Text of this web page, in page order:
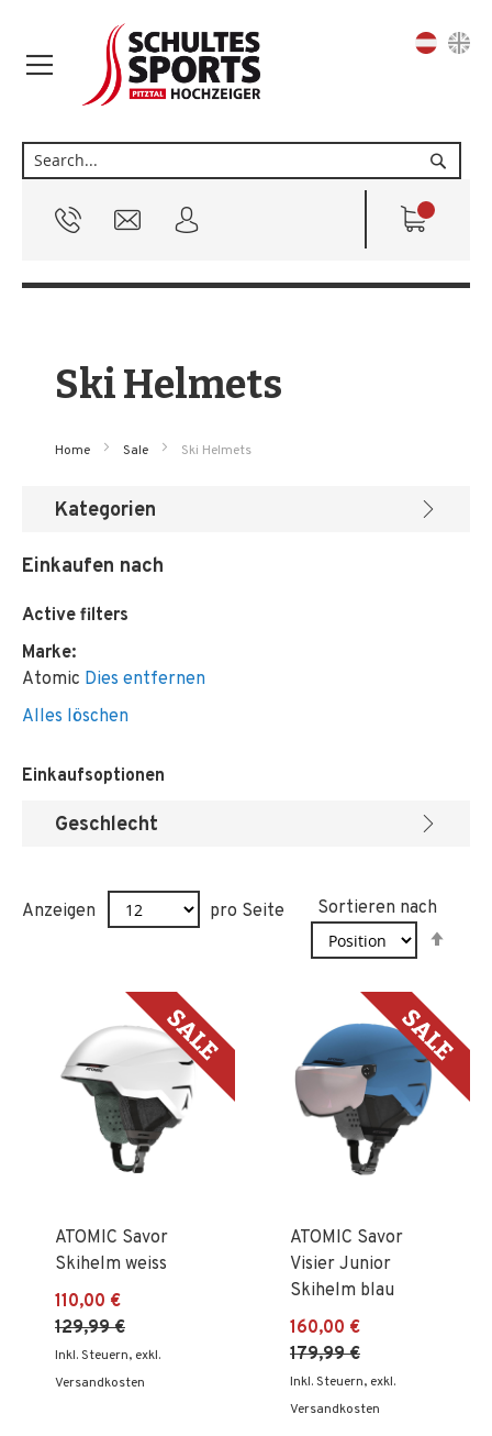
Suche
Sprache
Ski Helmets
Home Sale Ski Helmets
Anzeigen pro Seite
Sortieren nach
ATOMIC Savor
Skihelm weiss
110,00 €
129,99 €
Inkl. Steuern, exkl.
Versandkosten
ATOMIC Savor
Visier Junior
Skihelm blau
160,00 €
179,99 €
Inkl. Steuern, exkl.
Versandkosten
Kategorien
Einkaufen nach
Active filters
Marke
Atomic Dies entfernen
Alles löschen
Einkaufsoptionen
Geschlecht